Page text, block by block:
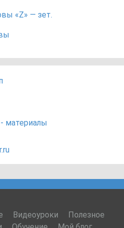
«Z» — зет.
материалы
Видеоуроки
Полезное